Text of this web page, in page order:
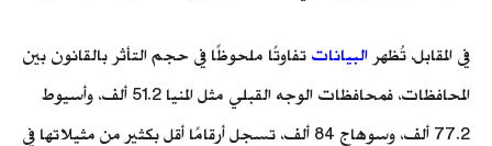
في المقابل، تُظهر البيانات تفاوتًا ملحوظًا في حجم التأثر بالقانون بين
المحافظات، فمحافظات الوجه القبلي مثل المنيا 51.2 ألف، وأسيوط
77.2 ألف، وسوهاج 84 ألف، تسجل أرقامًا أقل بكثير من مثيلاتها في